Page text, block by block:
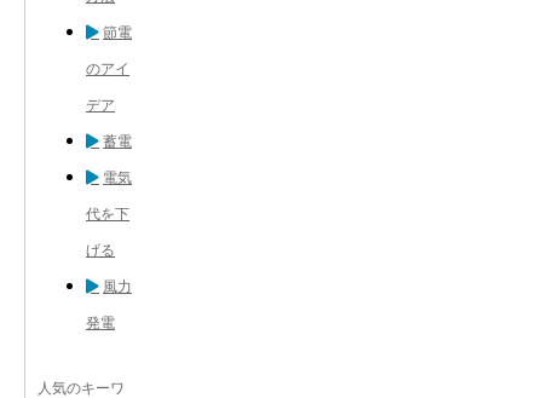
節電
のアイ
デア
蓄電
電気
代を下
げる
風力
発電
人気のキーワ